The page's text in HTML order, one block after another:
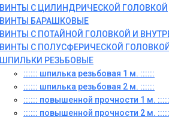
ВИНТЫ С ЦИЛИНДРИЧЕСКОЙ ГОЛОВКОЙ
ВИНТЫ БАРАШКОВЫЕ
ВИНТЫ С ПОТАЙНОЙ ГОЛОВКОЙ И
ВИНТЫ С ПОЛУСФЕРИЧЕСКОЙ
ШПИЛЬКИ РЕЗЬБОВЫЕ
:::::: шпилька резьбовая 1 м. ::::::
:::::: шпилька резьбовая 2 м. ::::::
:::::: повышенной прочности 1 м.
:::::: повышенной прочности 2 м.